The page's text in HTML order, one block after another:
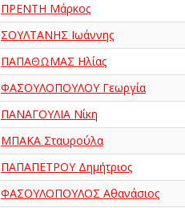
ΠΡΕΝΤΗ Μάρκος
ΣΟΥΛΤΑΝΗΣ Ιωάννης
ΠΑΠΑΘΩΜΑΣ Ηλίας
ΦΑΣΟΥΛΟΠΟΥΛΟΥ Γεωργία
ΠΑΝΑΓΟΥΛΙΑ Νίκη
ΜΠΑΚΑ Σταυρούλα
ΠΑΠΑΠΕΤΡΟΥ Δημήτριος
ΦΑΣΟΥΛΟΠΟΥΛΟΣ Αθανάσιος